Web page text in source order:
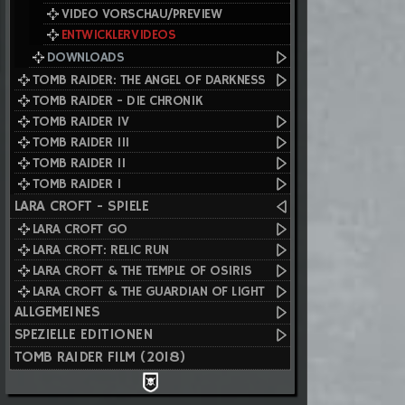
VIDEO VORSCHAU/PREVIEW
ENTWICKLERVIDEOS
DOWNLOADS
TOMB RAIDER: THE ANGEL OF DARKNESS
TOMB RAIDER - DIE CHRONIK
TOMB RAIDER IV
TOMB RAIDER III
TOMB RAIDER II
TOMB RAIDER I
LARA CROFT - SPIELE
LARA CROFT GO
LARA CROFT: RELIC RUN
LARA CROFT & THE TEMPLE OF OSIRIS
LARA CROFT & THE GUARDIAN OF LIGHT
ALLGEMEINES
SPEZIELLE EDITIONEN
TOMB RAIDER FILM (2018)